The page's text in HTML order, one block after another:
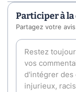
Participer à
Partagez votre